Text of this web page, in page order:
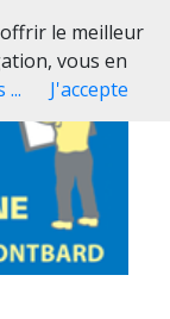
le meilleur
vous en
... J'accepte